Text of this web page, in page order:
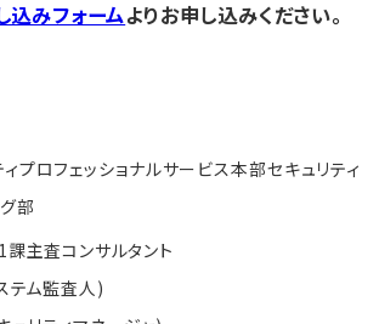
込みフォームよりお申し込みください。
プロフェッショナルサービス本部セキュリティ
部
課主査コンサルタント
テム監査人)